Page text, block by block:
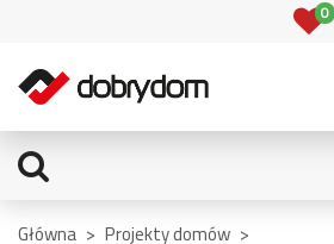
0
Główna > Projekty domów >